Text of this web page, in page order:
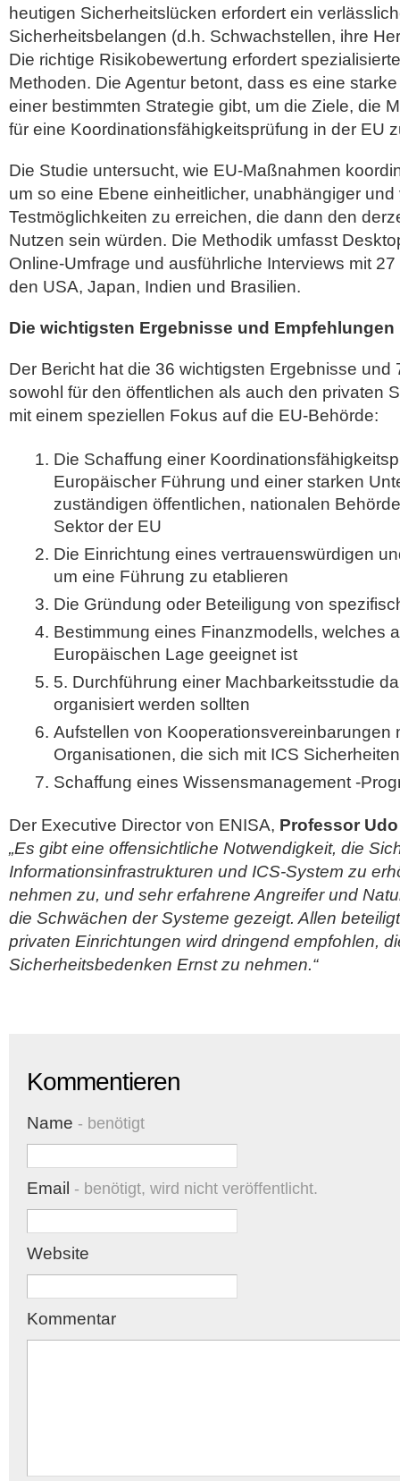
heutigen Sicherheitslücken erfordert ein
Sicherheitsbelangen (d.h. Schwachstellen, ihre
Die richtige Risikobewertung erfordert
Methoden. Die Agentur betont, dass es eine
einer bestimmten Strategie gibt, um die Ziele, die
für eine Koordinationsfähigkeitsprüfung in der EU
Die Studie untersucht, wie EU-Maßnahmen
um so eine Ebene einheitlicher, unabhängiger
Testmöglichkeiten zu erreichen, die dann den
Nutzen sein würden. Die Methodik umfasst
Online-Umfrage und ausführliche Interviews mit
den USA, Japan, Indien und Brasilien.
Die wichtigsten Ergebnisse und Empfehlungen
Der Bericht hat die 36 wichtigsten Ergebnisse und
sowohl für den öffentlichen als auch den privaten
mit einem speziellen Fokus auf die EU-Behörde:
Die Schaffung einer
Europäischer Führung und einer starken
zuständigen öffentlichen, nationalen
Sektor der EU
Die Einrichtung eines vertrauenswürdigen
um eine Führung zu etablieren
Die Gründung oder Beteiligung von
Bestimmung eines Finanzmodells, welches
Europäischen Lage geeignet ist
5. Durchführung einer Machbarkeitsstudie
organisiert werden sollten
Aufstellen von Kooperationsvereinbarungen
Organisationen, die sich mit ICS
Schaffung eines Wissensmanagement -
Der Executive Director von ENISA, Professor
„Es gibt eine offensichtliche Notwendigkeit, die
Informationsinfrastrukturen und ICS-System zu
nehmen zu, und sehr erfahrene Angreifer und
die Schwächen der Systeme gezeigt. Allen
privaten Einrichtungen wird dringend empfohlen,
Sicherheitsbedenken Ernst zu nehmen.“
Kommentieren
Name - benötigt
Email - benötigt, wird nicht veröffentlicht.
Website
Kommentar